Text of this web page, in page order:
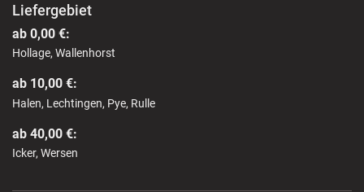
Liefergebiet
ab 0,00 €:
Hollage, Wallenhorst
ab 10,00 €:
Halen, Lechtingen, Pye, Rulle
ab 40,00 €:
Icker, Wersen